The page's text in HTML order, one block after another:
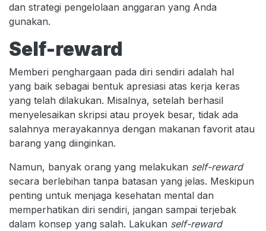
dan strategi pengelolaan anggaran yang Anda
gunakan.
Self-reward
Memberi penghargaan pada diri sendiri adalah hal
yang baik sebagai bentuk apresiasi atas kerja keras
yang telah dilakukan. Misalnya, setelah berhasil
menyelesaikan skripsi atau proyek besar, tidak ada
salahnya merayakannya dengan makanan favorit atau
barang yang diinginkan.
Namun, banyak orang yang melakukan self-reward
secara berlebihan tanpa batasan yang jelas. Meskipun
penting untuk menjaga kesehatan mental dan
memperhatikan diri sendiri, jangan sampai terjebak
dalam konsep yang salah. Lakukan self-reward